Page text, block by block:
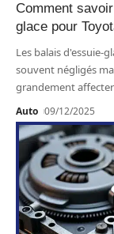
Comment
glace pour
Les balais d'essuie-
souvent négligés
grandement
Auto 09/12/2025